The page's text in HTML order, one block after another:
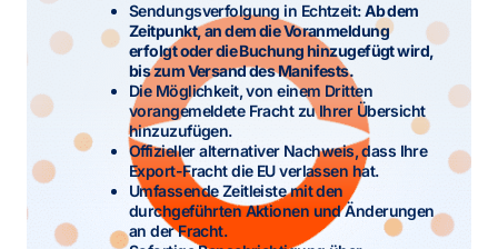
Sendungsverfolgung in Echtzeit:Ab dem
Zeitpunkt, an dem die Voranmeldung
erfolgt oder die Buchung hinzugefügt wird,
bis zum Versand des Manifests.
Die Möglichkeit, von einem Dritten
vorangemeldete Fracht zu Ihrer Übersicht
hinzuzufügen.
Offizieller alternativer Nachweis, dass Ihre
Export-Fracht die EU verlassen hat.
Umfassende Zeitleiste mit den
durchgeführten Aktionen und Änderungen
an der Fracht.